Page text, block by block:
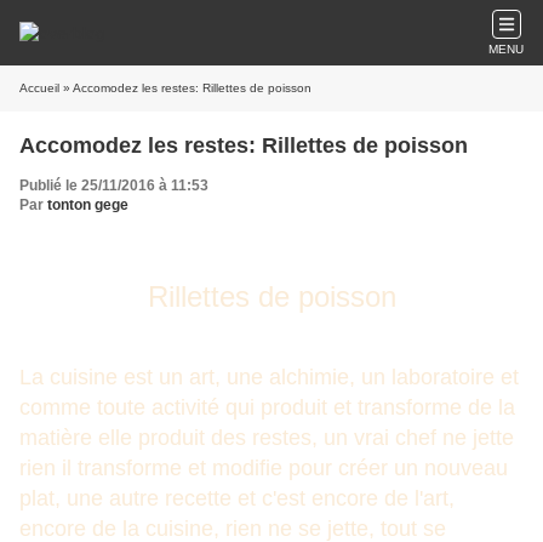
MENU
Accueil » Accomodez les restes: Rillettes de poisson
Accomodez les restes: Rillettes de poisson
Publié le 25/11/2016 à 11:53
Par tonton gege
Rillettes de poisson
La cuisine est un art, une alchimie, un laboratoire et
comme toute activité qui produit et transforme de la
matière elle produit des restes, un vrai chef ne jette
rien il transforme et modifie pour créer un nouveau
plat, une autre recette et c'est encore de l'art,
encore de la cuisine, rien ne se jette, tout se